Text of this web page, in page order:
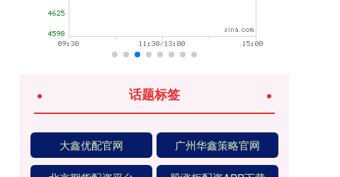
话题标签
大鑫优配官网 广州华鑫策略官网